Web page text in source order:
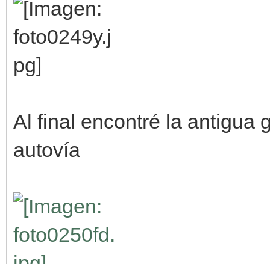
Al final encontré la antigua
autovía